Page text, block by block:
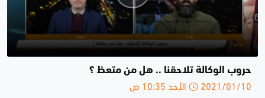
حروب الوكالة تلاحقنا .. هل من متعظ ؟
2021/01/10 الأحد 10:35 ص